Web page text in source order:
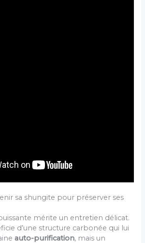
sa shungite pour préserver ses
mérite un entretien délicat.
d’une structure carbonée qui lui
auto-purification, mais un